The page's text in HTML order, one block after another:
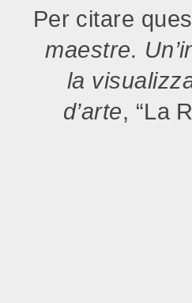
Per citare
maestre.
la
d’arte, “La